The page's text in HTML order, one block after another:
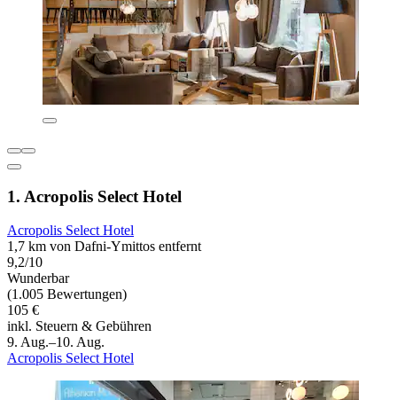
1. Acropolis Select Hotel
Acropolis Select Hotel
1,7 km von Dafni-Ymittos entfernt
9,2/10
Wunderbar
(1.005 Bewertungen)
105 €
inkl. Steuern & Gebühren
9. Aug.–10. Aug.
Acropolis Select Hotel